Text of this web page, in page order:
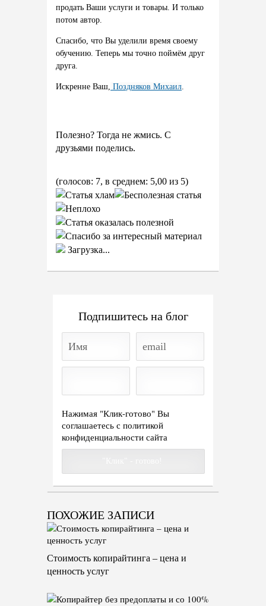
продать Ваши услуги и товары. И только
потом автор.
Спасибо, что Вы уделили время своему
обучению. Теперь мы точно поймём друг
друга.
Искренне Ваш, Поздняков Михаил.
Полезно? Тогда не жмись. С
друзьями поделись.
(голосов: 7, в среднем: 5,00 из 5)
Загрузка...
Подпишитесь на блог
Нажимая "Клик-готово" Вы
соглашаетесь с политикой
конфиденциальности сайта
ПОХОЖИЕ ЗАПИСИ
Стоимость копирайтинга – цена и
ценность услуг